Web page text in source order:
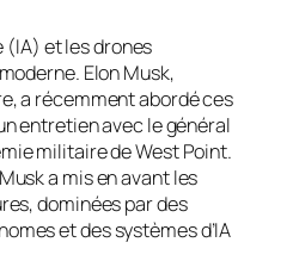
(IA) et les drones
Elon Musk,
a récemment abordé ces
entretien avec le général
militaire de West Point.
a mis en avant les
dominées par des
et des systèmes d’IA